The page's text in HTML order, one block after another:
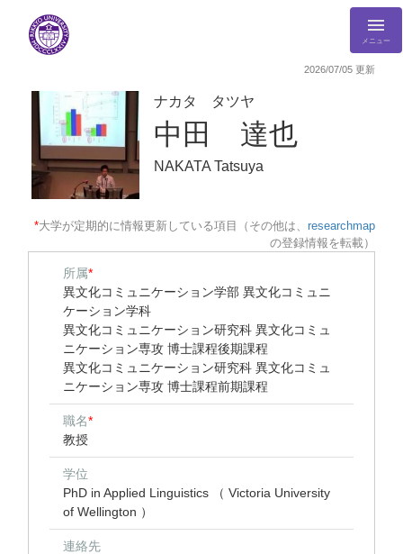
メニュー
2026/07/05 更新
ナカタ タツヤ
中田 達也
NAKATA Tatsuya
*大学が定期的に情報更新している項目（その他は、 researchmap
の登録情報を転載）
所属*
異文化コミュニケーション学部 異文化コミュニ
ケーション学科
異文化コミュニケーション研究科 異文化コミュ
ニケーション専攻 博士課程後期課程
異文化コミュニケーション研究科 異文化コミュ
ニケーション専攻 博士課程前期課程
職名*
教授
学位
PhD in Applied Linguistics （ Victoria University
of Wellington ）
連絡先